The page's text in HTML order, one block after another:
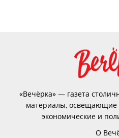
«Вечёрка» — газета
материалы, освещающие
экономические и
О